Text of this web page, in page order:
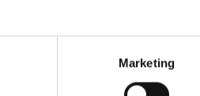
Marketing